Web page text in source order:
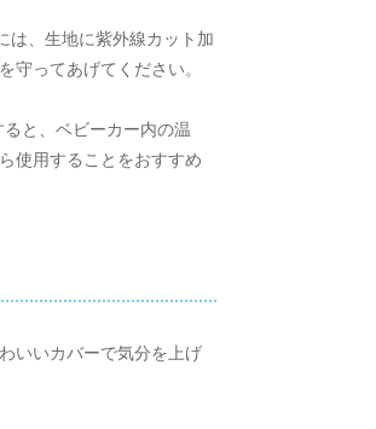
は、生地に紫外線カット加
守ってあげてください。
と、ベビーカー内の温
使用することをおすすめ
いいカバーで気分を上げ